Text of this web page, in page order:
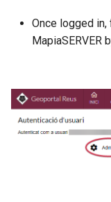
Once logged
MapiaSERVER